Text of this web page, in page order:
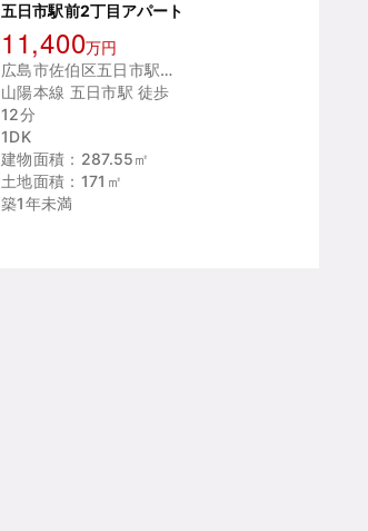
五日市駅前2丁目アパート
11,400万円
広島市佐伯区五日市駅前２丁目
山陽本線 五日市駅 徒歩
12分
1DK
建物面積：287.55㎡
土地面積：171㎡
築1年未満